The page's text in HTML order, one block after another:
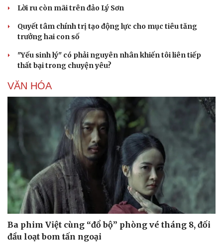
Cây thuốc
Nhi khoa
Nam khoa
Phòng mạch online
Ăn sạch sống khỏe
Blog
Lời ru còn mãi trên đảo Lý Sơn
Quyết tâm chính trị tạo động lực cho mục tiêu tăng
trưởng hai con số
"Yếu sinh lý" có phải nguyên nhân khiến tôi liên tiếp
thất bại trong chuyện yêu?
VĂN HÓA
Ba phim Việt cùng “đổ bộ” phòng vé tháng 8, đối
đầu loạt bom tấn ngoại